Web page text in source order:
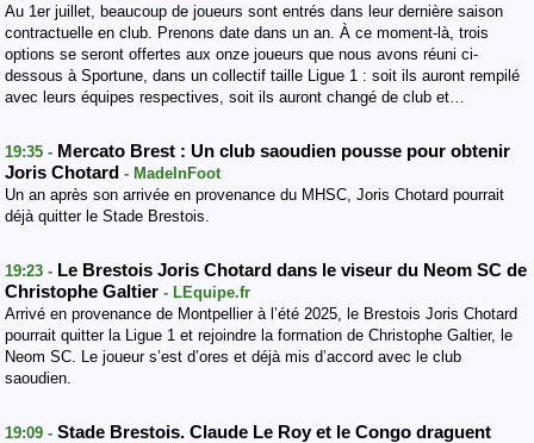
Au 1er juillet, beaucoup de joueurs sont entrés dans leur dernière saison
contractuelle en club. Prenons date dans un an. À ce moment-là, trois
options se seront offertes aux onze joueurs que nous avons réuni ci-
dessous à Sportune, dans un collectif taille Ligue 1 : soit ils auront rempilé
avec leurs équipes respectives, soit ils auront changé de club et…
19:35 - Mercato Brest : Un club saoudien pousse pour obtenir
Joris Chotard - MadeInFoot
Un an après son arrivée en provenance du MHSC, Joris Chotard pourrait
déjà quitter le Stade Brestois.
19:23 - Le Brestois Joris Chotard dans le viseur du Neom SC de
Christophe Galtier - LEquipe.fr
Arrivé en provenance de Montpellier à l’été 2025, le Brestois Joris Chotard
pourrait quitter la Ligue 1 et rejoindre la formation de Christophe Galtier, le
Neom SC. Le joueur s’est d’ores et déjà mis d’accord avec le club
saoudien.
19:09 - Stade Brestois. Claude Le Roy et le Congo draguent